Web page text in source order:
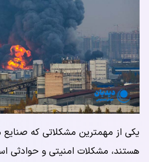
یکی از مهمترین مشکلاتی که صنایع
هستند، مشکلات امنیتی و حوادثی